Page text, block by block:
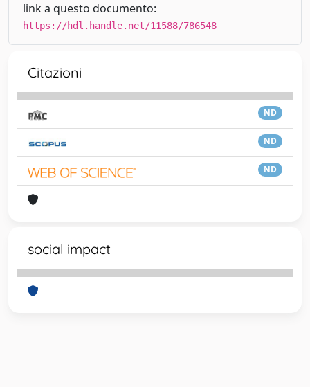
link a questo documento:
https://hdl.handle.net/11588/786548
Citazioni
ND
ND
ND
social impact